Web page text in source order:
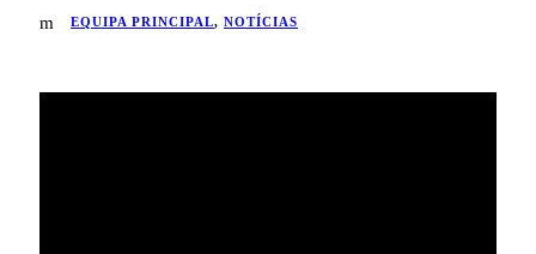
EQUIPA PRINCIPAL, NOTÍCIAS